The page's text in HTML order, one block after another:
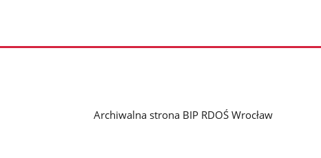
Archiwalna strona BIP RDOŚ Wrocław